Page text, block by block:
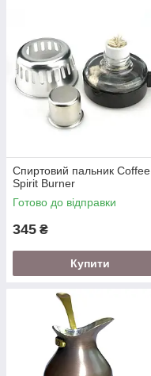
Спиртовий пальник Coffee
Spirit Burner
Готово до відправки
345 ₴
Купити